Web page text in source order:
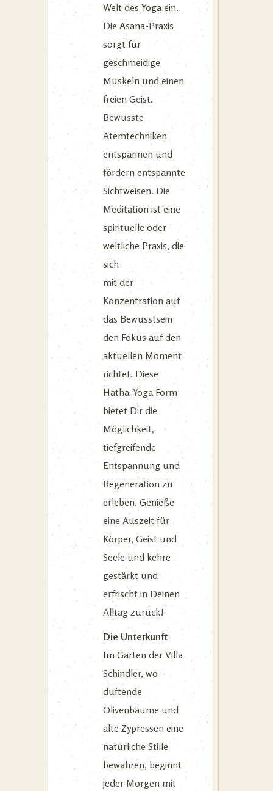
Welt des Yoga ein.
Die Asana-Praxis
sorgt für
geschmeidige
Muskeln und einen
freien Geist.
Bewusste
Atemtechniken
entspannen und
fördern entspannte
Sichtweisen. Die
Meditation ist eine
spirituelle oder
weltliche Praxis, die
sich
mit der
Konzentration auf
das Bewusstsein
den Fokus auf den
aktuellen Moment
richtet. Diese
Hatha-Yoga Form
bietet Dir die
Möglichkeit,
tiefgreifende
Entspannung und
Regeneration zu
erleben. Genieße
eine Auszeit für
Körper, Geist und
Seele und kehre
gestärkt und
erfrischt in Deinen
Alltag zurück!
Die Unterkunft
Im Garten der Villa
Schindler, wo
duftende
Olivenbäume und
alte Zypressen eine
natürliche Stille
bewahren, beginnt
jeder Morgen mit